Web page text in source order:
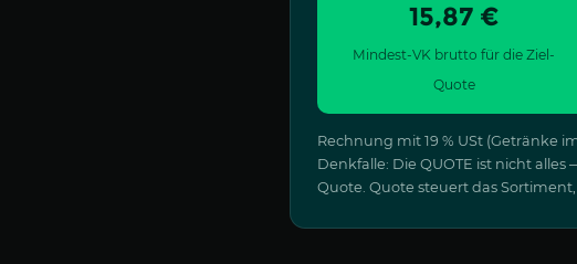
15,87 €
Mindest-VK brutto für die Ziel-
Quote
Rechnung mit 19 % USt (Getränke
Denkfalle: Die QUOTE ist nicht
Quote. Quote steuert das